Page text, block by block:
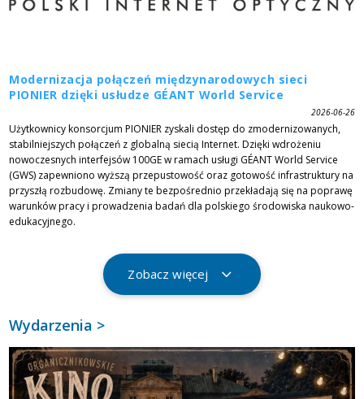
Modernizacja połączeń międzynarodowych sieci
PIONIER dzięki usłudze GÉANT World Service
2026-06-26
Użytkownicy konsorcjum PIONIER zyskali dostęp do zmodernizowanych,
stabilniejszych połączeń z globalną siecią Internet. Dzięki wdrożeniu
nowoczesnych interfejsów 100GE w ramach usługi GÉANT World Service
(GWS) zapewniono wyższą przepustowość oraz gotowość infrastruktury na
przyszłą rozbudowę. Zmiany te bezpośrednio przekładają się na poprawę
warunków pracy i prowadzenia badań dla polskiego środowiska naukowo-
edukacyjnego.
Zobacz więcej
Wydarzenia >